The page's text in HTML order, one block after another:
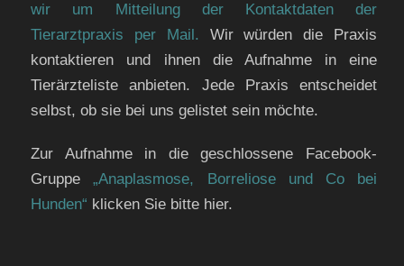
wir um Mitteilung der Kontaktdaten der
Tierarztpraxis per Mail. Wir würden die Praxis
kontaktieren und ihnen die Aufnahme in eine
Tierärzteliste anbieten. Jede Praxis entscheidet
selbst, ob sie bei uns gelistet sein möchte.
Zur Aufnahme in die geschlossene Facebook-
Gruppe„Anaplasmose, Borreliose und Co bei
Hunden“ klicken Sie bitte hier.